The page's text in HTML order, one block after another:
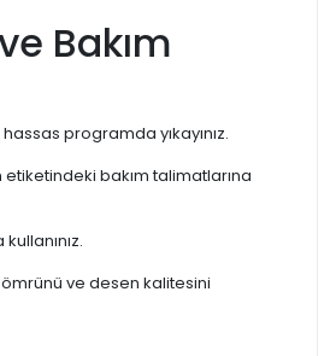
Bakım
programda yıkayınız.
etiketindeki bakım talimatlarına
ve desen kalitesini